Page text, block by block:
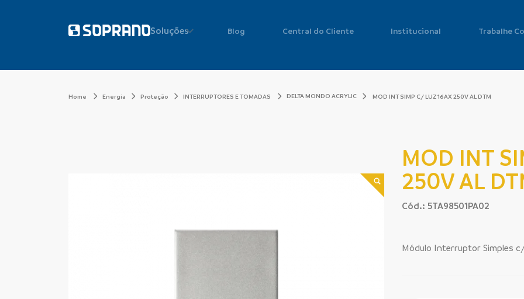
Soluções Blog Central do Cliente Institucional Trabalhe
Home Energia Proteção INTERRUPTORES E TOMADAS DELTA MONDO ACRYLIC MOD INT SIMP C/ LUZ 16AX 250V AL DTM
MOD INT
250V AL
Cód.: 5TA98501PA02
Módulo Interruptor Simples